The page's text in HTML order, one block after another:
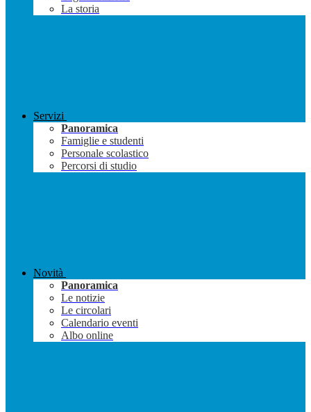
La storia
Servizi
Panoramica
Famiglie e studenti
Personale scolastico
Percorsi di studio
Novità
Panoramica
Le notizie
Le circolari
Calendario eventi
Albo online